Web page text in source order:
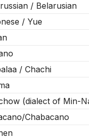
/ Belarusian
/ Yue
/ Chachi
(dialect of Min-
Chabacano